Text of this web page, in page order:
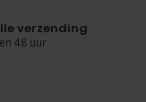
verzending
48 uur